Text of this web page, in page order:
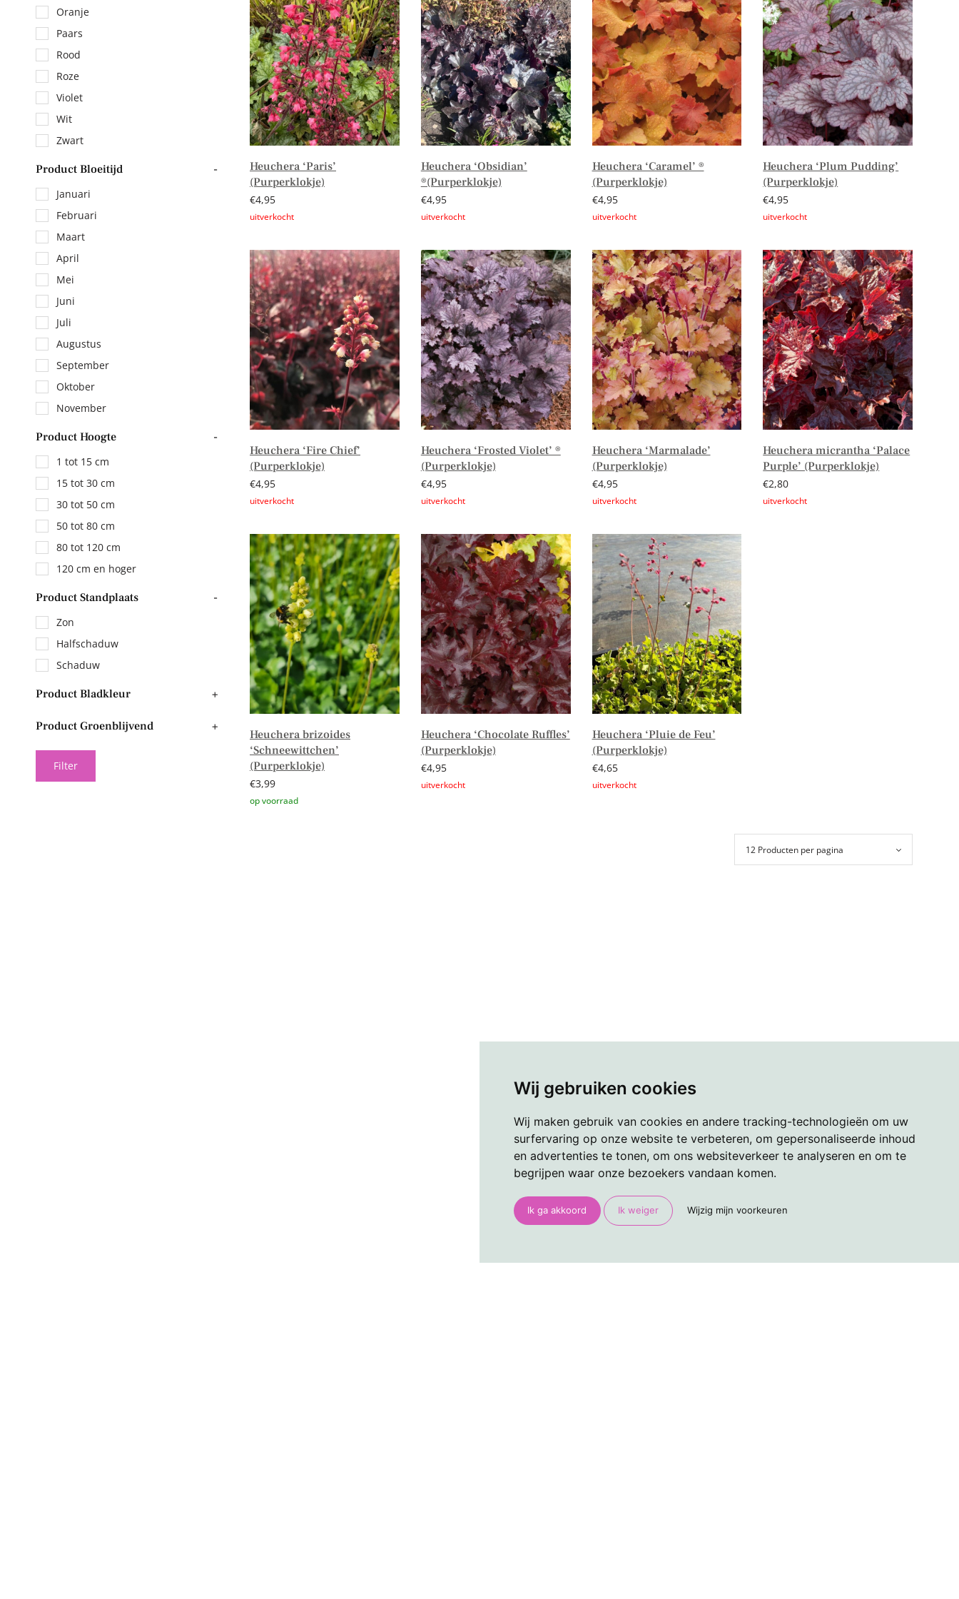
Wij gebruiken cookies
Wij maken gebruik van cookies en andere tracking-technologieën om uw
surfervaring op onze website te verbeteren, om gepersonaliseerde inhoud
en advertenties te tonen, om ons websiteverkeer te analyseren en om te
begrijpen waar onze bezoekers vandaan komen.
Ik ga akkoord Ik weiger Wijzig mijn voorkeuren
Oranje
Paars
Rood
Roze
Violet
Wit
Zwart
Product Bloeitijd -
Januari
Februari
Maart
April
Mei
Juni
Juli
Augustus
September
Oktober
November
Product Hoogte -
1 tot 15 cm
15 tot 30 cm
30 tot 50 cm
50 tot 80 cm
80 tot 120 cm
120 cm en hoger
Product Standplaats -
Zon
Halfschaduw
Schaduw
Product Bladkleur +
Product Groenblijvend +
Filter
Heuchera ‘Paris’
(Purperklokje)
€4,95
Heuchera ‘Obsidian’
®(Purperklokje)
€4,95
Heuchera ‘Caramel’ ®
(Purperklokje)
€4,95
Heuchera ‘Plum Pudding’
(Purperklokje)
€4,95
Heuchera ‘Fire Chief’
(Purperklokje)
€4,95
Heuchera ‘Frosted Violet’ ®
(Purperklokje)
€4,95
Heuchera ‘Marmalade’
(Purperklokje)
€4,95
Heuchera micrantha ‘Palace
Purple’ (Purperklokje)
€2,80
Heuchera brizoides
‘Schneewittchen’
(Purperklokje)
€3,99
Heuchera ‘Chocolate Ruffles’
(Purperklokje)
€4,95
Heuchera ‘Pluie de Feu’
(Purperklokje)
€4,65